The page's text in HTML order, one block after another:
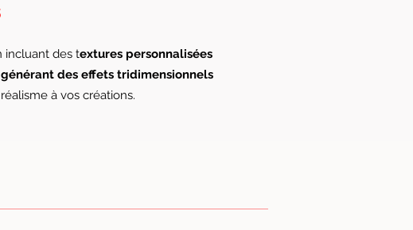
incluant des textures personnalisées
des effets tridimensionnels
à vos créations.